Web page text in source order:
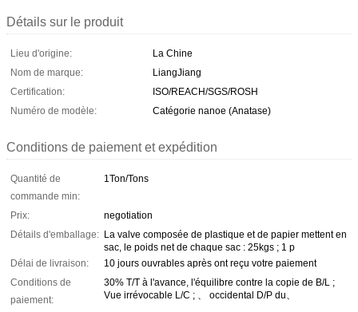
Détails sur le produit
Lieu d'origine:
La Chine
Nom de marque:
LiangJiang
Certification:
ISO/REACH/SGS/ROSH
Numéro de modèle:
Catégorie nanoe (Anatase)
Conditions de paiement et expédition
Quantité de
commande min:
1Ton/Tons
Prix:
negotiation
Détails d'emballage: La valve composée de plastique et de papier mettent en
sac, le poids net de chaque sac : 25kgs ; 1 p
Délai de livraison:
10 jours ouvrables après ont reçu votre paiement
Conditions de
paiement:
30% T/T à l'avance, l'équilibre contre la copie de B/L ;
Vue irrévocable L/C ; 、 occidental D/P du、